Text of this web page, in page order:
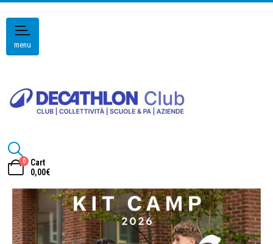
menu
0
Cart
0,00€